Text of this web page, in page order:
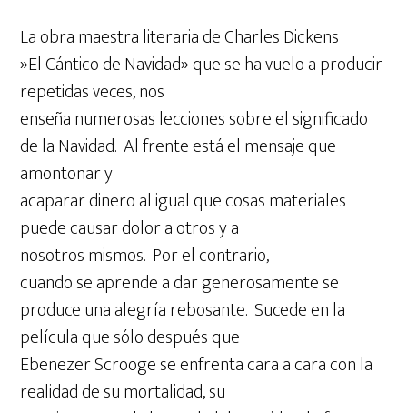
La obra maestra literaria de Charles Dickens
»El Cántico de Navidad» que se ha vuelo a producir
repetidas veces, nos
enseña numerosas lecciones sobre el significado
de la Navidad. Al frente está el mensaje que
amontonar y
acaparar dinero al igual que cosas materiales
puede causar dolor a otros y a
nosotros mismos. Por el contrario,
cuando se aprende a dar generosamente se
produce una alegría rebosante. Sucede en la
película que sólo después que
Ebenezer Scrooge se enfrenta cara a cara con la
realidad de su mortalidad, su